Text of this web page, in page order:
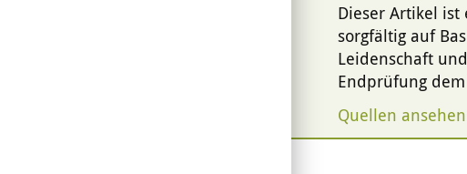
Dieser Artikel ist
sorgfältig auf
Leidenschaft
Endprüfung
Quellen